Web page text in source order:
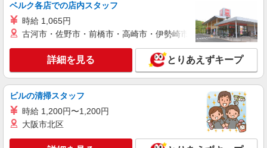
歳・入社3ヶ月 380,000円 （月給250,000円＋役
職手当40,000円＋各種手当20,000円＋成果給
60,000円 52歳・入社３ヶ月 420000円 （月給
250,000円＋役職手当70,000円＋各種手当20,000円
＋成果給80,000円
ベルク各店での店内スタッフ
時給 1,065円
古河市・佐野市・前橋市・高崎市・伊勢崎市・太田市・館林市
詳細を見る とりあえずキープ
ビルの清掃スタッフ
時給 1,200円〜1,200円
大阪市北区